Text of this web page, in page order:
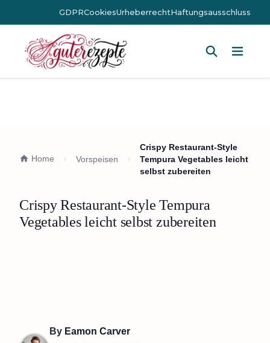
GDPRCookiesUrheberrechtHaftungsausschluss
Home Vorspeisen
Crispy Restaurant-Style
Tempura Vegetables leicht
selbst zubereiten
Crispy Restaurant-Style Tempura
Vegetables leicht selbst zubereiten
By Eamon Carver